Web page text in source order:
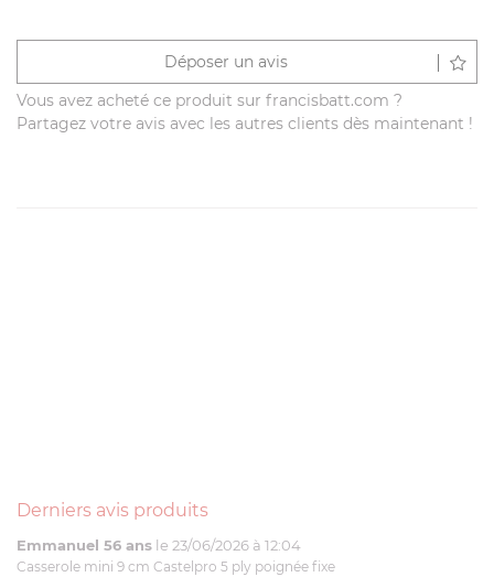
Déposer un avis
Vous avez acheté ce produit sur francisbatt.com ?
Partagez votre avis avec les autres clients dès maintenant !
Derniers avis produits
Emmanuel 56 ans le 23/06/2026 à 12:04
Casserole mini 9 cm Castelpro 5 ply poignée fixe